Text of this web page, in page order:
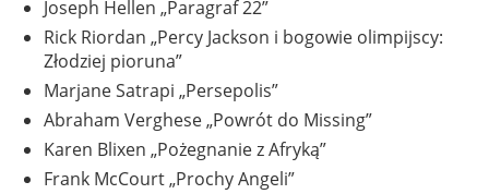
Joseph Hellen „Paragraf 22”
Rick Riordan „Percy Jackson i bogowie olimpijscy:
Złodziej pioruna”
Marjane Satrapi „Persepolis”
Abraham Verghese „Powrót do Missing”
Karen Blixen „Pożegnanie z Afryką”
Frank McCourt „Prochy Angeli”